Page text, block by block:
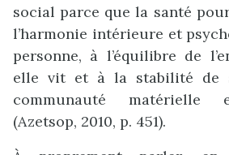
social parce que la santé
l’harmonie intérieure et
personne, à l’équilibre de
elle vit et à la stabilité de
communauté matérielle
(Azetsop, 2010, p. 451).